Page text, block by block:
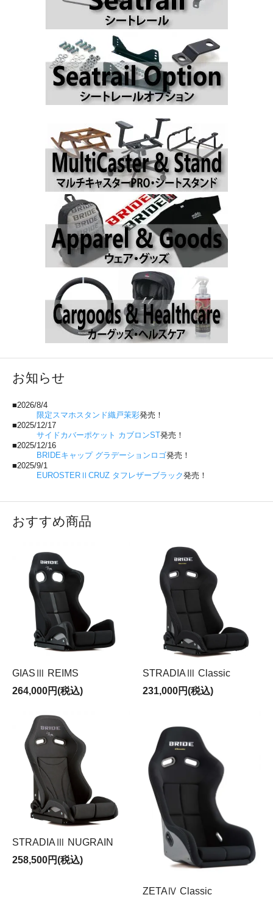
お知らせ
■2026/8/4
限定スマホスタンド織戸茉彩発売！
■2025/12/17
サイドカバーポケット カブロンST発売！
■2025/12/16
BRIDEキャップ グラデーションロゴ発売！
■2025/9/1
EUROSTERⅡCRUZ タフレザーブラック発売！
おすすめ商品
GIASⅢ REIMS
264,000円(税込)
STRADIAⅢ Classic
231,000円(税込)
STRADIAⅢ NUGRAIN
258,500円(税込)
ZETAⅣ Classic